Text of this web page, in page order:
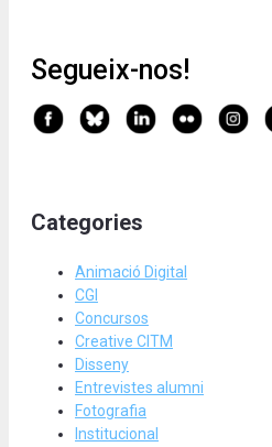
Segueix-nos!
Categories
Animació Digital
CGI
Concursos
Creative CITM
Disseny
Entrevistes alumni
Fotografia
Institucional